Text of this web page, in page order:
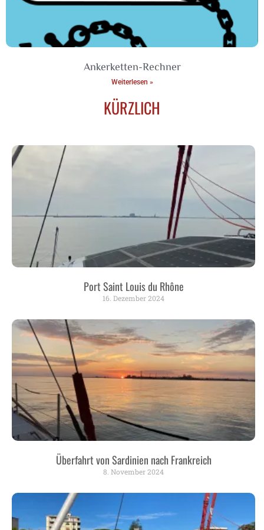
Ankerketten-Rechner
Weiterlesen »
KÜRZLICH
Port Saint Louis du Rhône
16. Dezember 2024
Überfahrt von Sardinien nach Frankreich
8. November 2024